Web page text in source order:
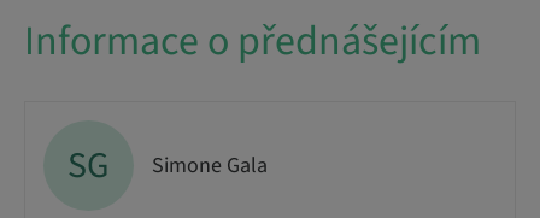
Informace o přednášejícím
SG Simone Gala